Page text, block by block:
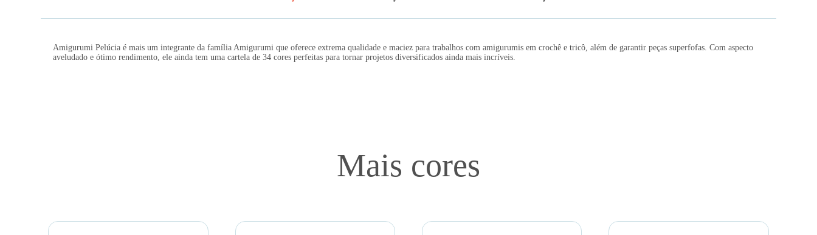
Amigurumi Pelúcia é mais um integrante da família Amigurumi que oferece extrema qualidade e maciez para trabalhos com amigurumis em crochê e tricô, além de garantir peças superfofas. Com aspecto
aveludado e ótimo rendimento, ele ainda tem uma cartela de 34 cores perfeitas para tornar projetos diversificados ainda mais incríveis.
Mais cores